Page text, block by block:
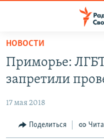
упрощенного
доступа
основному
Вернутся
ПОДКАСТЫ
АВТОРСКИЕ ПРОЕКТЫ
ЦИТАТЫ СВОБОДЫ
МНЕНИЯ
НОВОСТИ
Приморье:
запретили
17 мая 2018
Поделиться